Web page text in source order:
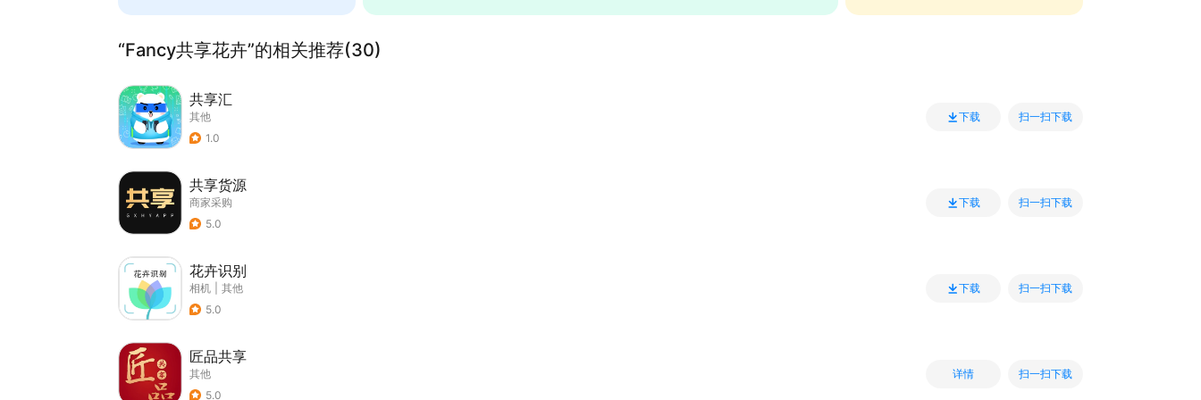
“Fancy共享花卉”的相关推荐(30)
共享汇
其他
1.0
下载 扫一扫下载
共享货源
商家采购
5.0
下载 扫一扫下载
花卉识别
相机
其他
5.0
下载 扫一扫下载
匠品共享
其他
5.0
详情 扫一扫下载